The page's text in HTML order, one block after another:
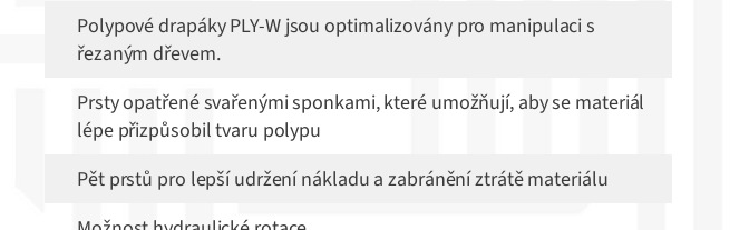
Polypové drapáky PLY-W jsou optimalizovány pro manipulaci s
řezaným dřevem.
Prsty opatřené svařenými sponkami, které umožňují, aby se materiál
lépe přizpůsobil tvaru polypu
Pět prstů pro lepší udržení nákladu a zabránění ztrátě materiálu